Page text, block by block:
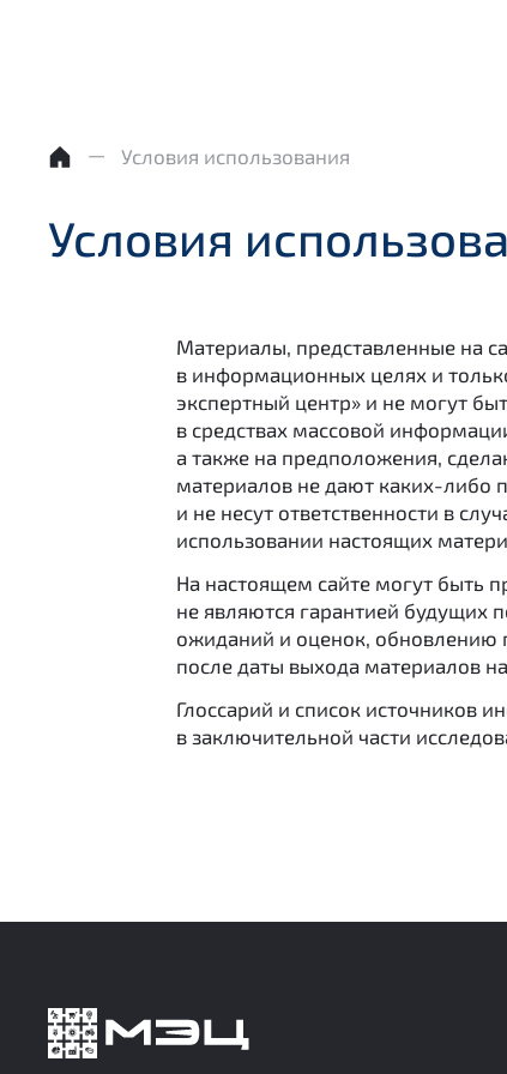
Условия использования
Условия
Материалы, представленные на
в информационных целях и
экспертный центр» и не могут
в средствах массовой
а также на предположения,
материалов не дают каких-либо
и не несут ответственности в
использовании настоящих
На настоящем сайте могут быть
не являются гарантией будущих
ожиданий и оценок, обновлению
после даты выхода материалов
Глоссарий и список источников
в заключительной части